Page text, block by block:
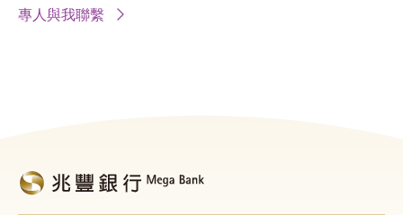
專人與我聯繫